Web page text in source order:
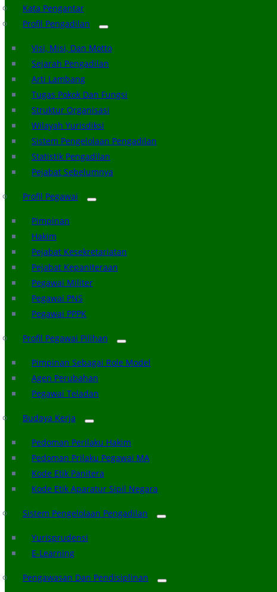
Kata Pengantar
Profil Pengadilan
Visi, Misi, Dan Motto
Sejarah Pengadilan
Arti Lambang
Tugas Pokok Dan Fungsi
Struktur Organisasi
Wilayah Yurisdiksi
Sistem Pengelolaan Pengadilan
Statistik Pengadilan
Pejabat Sebelumnya
Profil Pegawai
Pimpinan
Hakim
Pejabat Kesekretariatan
Pejabat Kepaniteraan
Pegawai Militer
Pegawai PNS
Pegawai PPPK
Profil Pegawai Pilihan
Pimpinan Sebagai Role Model
Agen Perubahan
Pegawai Teladan
Budaya Kerja
Pedoman Perilaku Hakim
Pedoman Prilaku Pegawai MA
Kode Etik Panitera
Kode Etik Aparatur Sipil Negara
Sistem Pengelolaan Pengadilan
Yurisprudensi
E-Learning
Pengawasan Dan Pendisiplinan